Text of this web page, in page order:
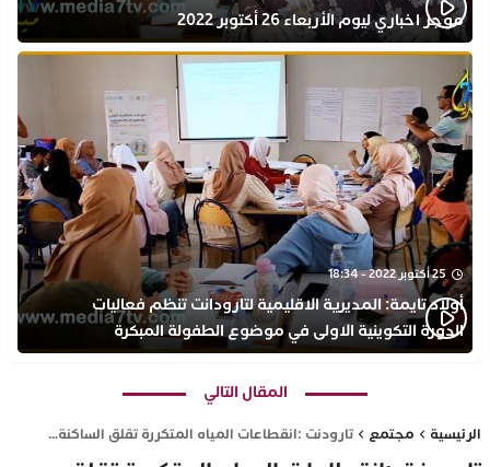
موجز اخباري ليوم الأربعاء 26 أكتوبر 2022
25 أكتوبر 2022 - 18:34
أولاد تايمة: المديرية الاقليمية لتارودانت تنظم فعاليات
الدورة التكوينية الاولى في موضوع الطفولة المبكرة
بمركز التكوين ثانوية الحسن الثاني التأهيلية
المقال التالي
الرئيسية مجتمع تارودنت :انقطاعات المياه المتكررة تقلق الساكنة…